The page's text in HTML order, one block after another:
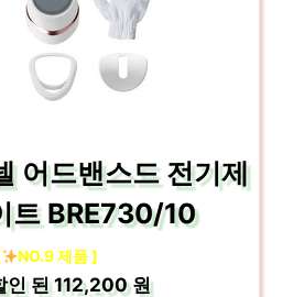
어드밴스드 전기제
트 BRE730/10
NO.9 제품 ]
인 된112,200 원